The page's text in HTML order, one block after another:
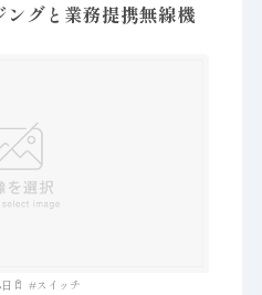
グと業務提携無線機
#スイッチ